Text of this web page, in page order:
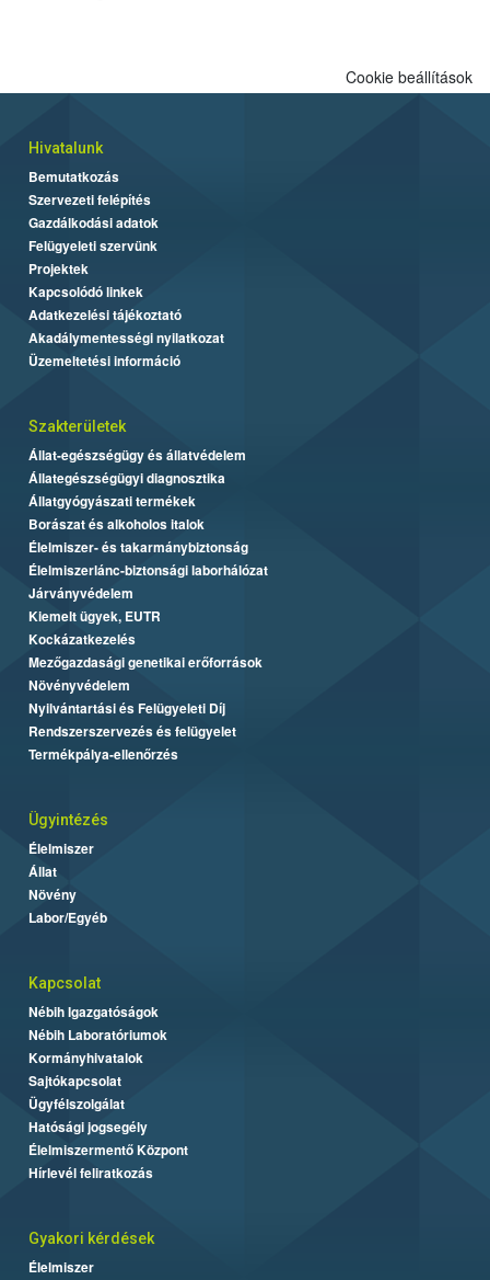
Cookie beállítások
Hivatalunk
Bemutatkozás
Szervezeti felépítés
Gazdálkodási adatok
Felügyeleti szervünk
Projektek
Kapcsolódó linkek
Adatkezelési tájékoztató
Akadálymentességi nyilatkozat
Üzemeltetési információ
Szakterületek
Állat-egészségügy és állatvédelem
Állategészségügyi diagnosztika
Állatgyógyászati termékek
Borászat és alkoholos italok
Élelmiszer- és takarmánybiztonság
Élelmiszerlánc-biztonsági laborhálózat
Járványvédelem
Kiemelt ügyek, EUTR
Kockázatkezelés
Mezőgazdasági genetikai erőforrások
Növényvédelem
Nyilvántartási és Felügyeleti Díj
Rendszerszervezés és felügyelet
Termékpálya-ellenőrzés
Ügyintézés
Élelmiszer
Állat
Növény
Labor/Egyéb
Kapcsolat
Nébih Igazgatóságok
Nébih Laboratóriumok
Kormányhivatalok
Sajtókapcsolat
Ügyfélszolgálat
Hatósági jogsegély
Élelmiszermentő Központ
Hírlevél feliratkozás
Gyakori kérdések
Élelmiszer